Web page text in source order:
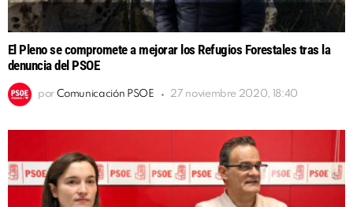
El Pleno se compromete a mejorar los Refugios Forestales tras la
denuncia del PSOE
por Comunicación PSOE 27 noviembre 2020, 18:40